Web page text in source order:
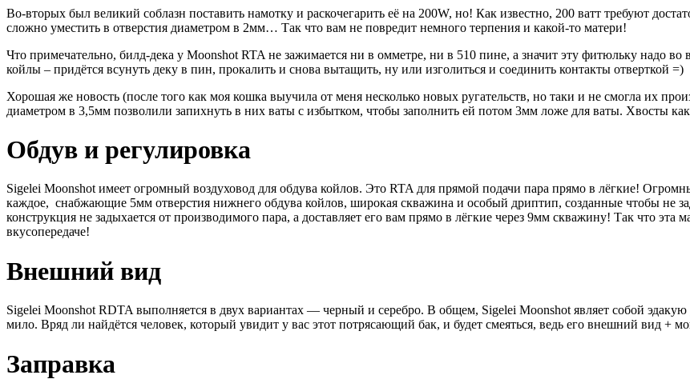
Во-вторых был великий соблазн поставить намотку и раскочегарить её на 200W, но! Как известно, 200 ватт требуют
сложно уместить в отверстия диаметром в 2мм… Так что вам не повредит немного терпения и какой-то матери!
Что примечательно, билд-дека у Moonshot RTA не зажимается ни в омметре, ни в 510 пине, а значит эту фитюльку надо
койлы – придётся всунуть деку в пин, прокалить и снова вытащить, ну или изголиться и соединить контакты отверткой =)
Хорошая же новость (после того как моя кошка выучила от меня несколько новых ругательств, но таки и не смогла их
диаметром в 3,5мм позволили запихнуть в них ваты с избытком, чтобы заполнить ей потом 3мм ложе для ваты. Хвосты
Обдув и регулировка
Sigelei Moonshot имеет огромный воздуховод для обдува койлов. Это RTA для прямой подачи пара прямо в лёгкие!
каждое, снабжающие 5мм отверстия нижнего обдува койлов, широкая скважина и особый дриптип, созданные чтобы не
конструкция не задыхается от производимого пара, а доставляет его вам прямо в лёгкие через 9мм скважину! Так что
вкусопередаче!
Внешний вид
Sigelei Moonshot RDTA выполняется в двух вариантах — черный и серебро. В общем, Sigelei Moonshot являет собой
мило. Вряд ли найдётся человек, который увидит у вас этот потрясающий бак, и будет смеяться, ведь его внешний вид +
Заправка